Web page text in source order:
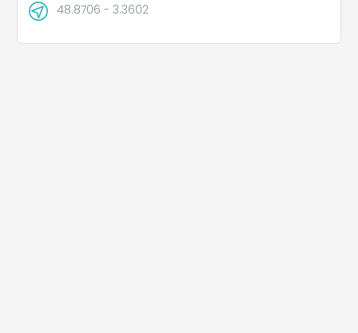
48.8706 - 3.3602